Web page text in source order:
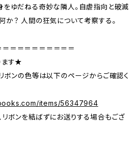
をゆだねる奇妙な隣人。自虐指向と破滅
か？ 人間の狂気について考察する。
＝＝＝＝＝＝＝＝＝
ます★
ボンの色等は以下のページからご確認く
items/56347964
ボンを結ばずにお送りする場合もござ